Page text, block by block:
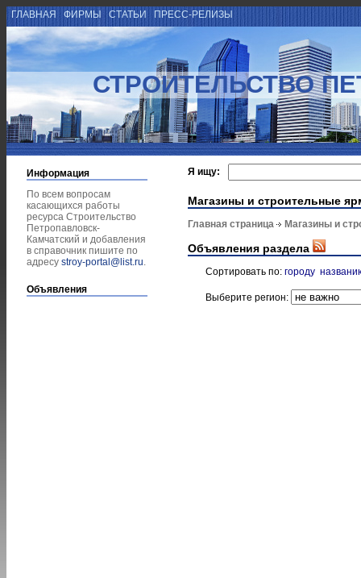
ГЛАВНАЯ ФИРМЫ СТАТЬИ ПРЕСС-РЕЛИЗЫ
СТРОИТЕЛЬСТВО
Информация
По всем вопросам
касающихся работы
ресурса Строительство
Петропавловск-
Камчатский и добавления
в справочник пишите по
адресу stroy-portal@list.ru.
Объявления
Я ищу:
Магазины и строительные
Главная страница Магазины и
Объявления раздела
Сортировать по: городу
Выберите регион: